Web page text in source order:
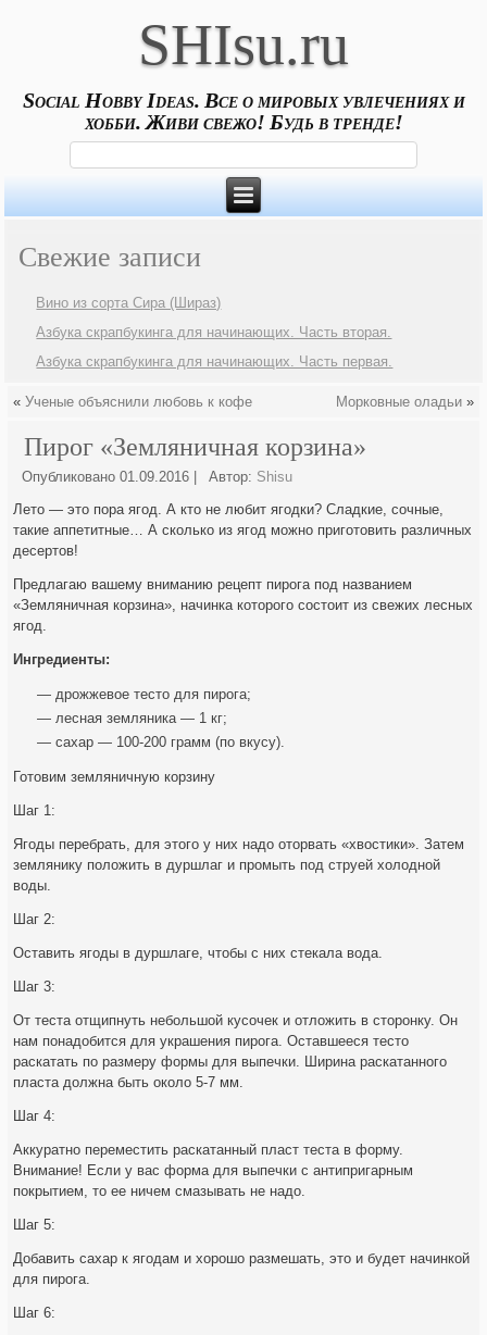
SHIsu.ru
Social Hobby Ideas. Все о мировых увлечениях и
хобби. Живи свежо! Будь в тренде!
Свежие записи
Вино из сорта Сира (Шираз)
Азбука скрапбукинга для начинающих. Часть вторая.
Азбука скрапбукинга для начинающих. Часть первая.
«Ученые объяснили любовь к кофе Морковные оладьи»
Пирог «Земляничная корзина»
Опубликовано 01.09.2016 Автор: Shisu
Лето — это пора ягод. А кто не любит ягодки? Сладкие, сочные,
такие аппетитные… А сколько из ягод можно приготовить различных
десертов!
Предлагаю вашему вниманию рецепт пирога под названием
«Земляничная корзина», начинка которого состоит из свежих лесных
ягод.
Ингредиенты:
— дрожжевое тесто для пирога;
— лесная земляника — 1 кг;
— сахар — 100-200 грамм (по вкусу).
Готовим земляничную корзину
Шаг 1:
Ягоды перебрать, для этого у них надо оторвать «хвостики». Затем
землянику положить в дуршлаг и промыть под струей холодной
воды.
Шаг 2:
Оставить ягоды в дуршлаге, чтобы с них стекала вода.
Шаг 3:
От теста отщипнуть небольшой кусочек и отложить в сторонку. Он
нам понадобится для украшения пирога. Оставшееся тесто
раскатать по размеру формы для выпечки. Ширина раскатанного
пласта должна быть около 5-7 мм.
Шаг 4:
Аккуратно переместить раскатанный пласт теста в форму.
Внимание! Если у вас форма для выпечки с антипригарным
покрытием, то ее ничем смазывать не надо.
Шаг 5:
Добавить сахар к ягодам и хорошо размешать, это и будет начинкой
для пирога.
Шаг 6: